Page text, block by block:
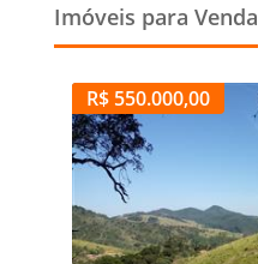
Imóveis para Venda
R$ 550.000,00